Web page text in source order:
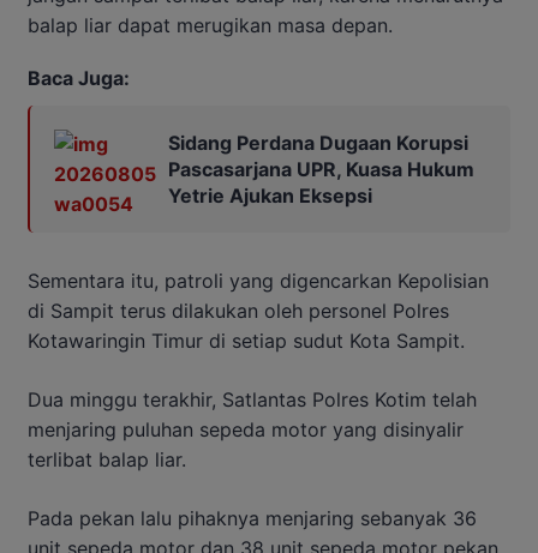
balap liar dapat merugikan masa depan.
Baca Juga:
Sidang Perdana Dugaan Korupsi
Pascasarjana UPR, Kuasa Hukum
Yetrie Ajukan Eksepsi
Sementara itu, patroli yang digencarkan Kepolisian
di Sampit terus dilakukan oleh personel Polres
Kotawaringin Timur di setiap sudut Kota Sampit.
Dua minggu terakhir, Satlantas Polres Kotim telah
menjaring puluhan sepeda motor yang disinyalir
terlibat balap liar.
Pada pekan lalu pihaknya menjaring sebanyak 36
unit sepeda motor dan 38 unit sepeda motor pekan